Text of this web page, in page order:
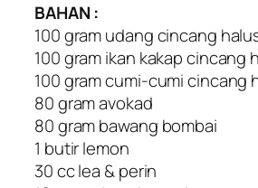
BAHAN :
100 gram udang cincang
100 gram ikan kakap cincang
100 gram cumi-cumi cincang
80 gram avokad
80 gram bawang bombai
1 butir lemon
30 cc lea & perin